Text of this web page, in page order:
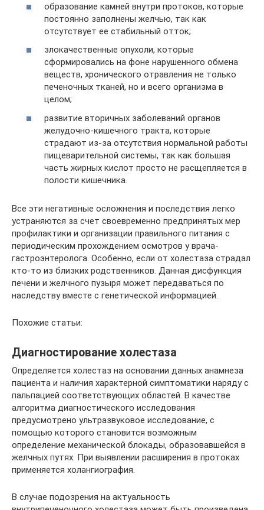
образование камней внутри протоков, которые
постоянно заполнены желчью, так как
отсутствует ее стабильный отток;
злокачественные опухоли, которые
сформировались на фоне нарушенного обмена
веществ, хронического отравления не только
печеночных тканей, но и всего организма в
целом;
развитие вторичных заболеваний органов
желудочно-кишечного тракта, которые
страдают из-за отсутствия нормальной работы
пищеварительной системы, так как большая
часть жирных кислот просто не расщепляется в
полости кишечника.
Все эти негативные осложнения и последствия легко
устраняются за счет своевременно предпринятых мер
профилактики и организации правильного питания с
периодическим прохождением осмотров у врача-
гастроэнтеролога. Особенно, если от холестаза страдал
кто-то из близких родственников. Данная дисфункция
печени и желчного пузыря может передаваться по
наследству вместе с генетической информацией.
Похожие статьи:
Диагностирование холестаза
Определяется холестаз на основании данных анамнеза
пациента и наличия характерной симптоматики наряду с
пальпацией соответствующих областей. В качестве
алгоритма диагностического исследования
предусмотрено ультразвуковое исследование, с
помощью которого становится возможным
определение механической блокады, образовавшейся в
желчных путях. При выявлении расширения в протоках
применяется холангиография.
В случае подозрения на актуальность